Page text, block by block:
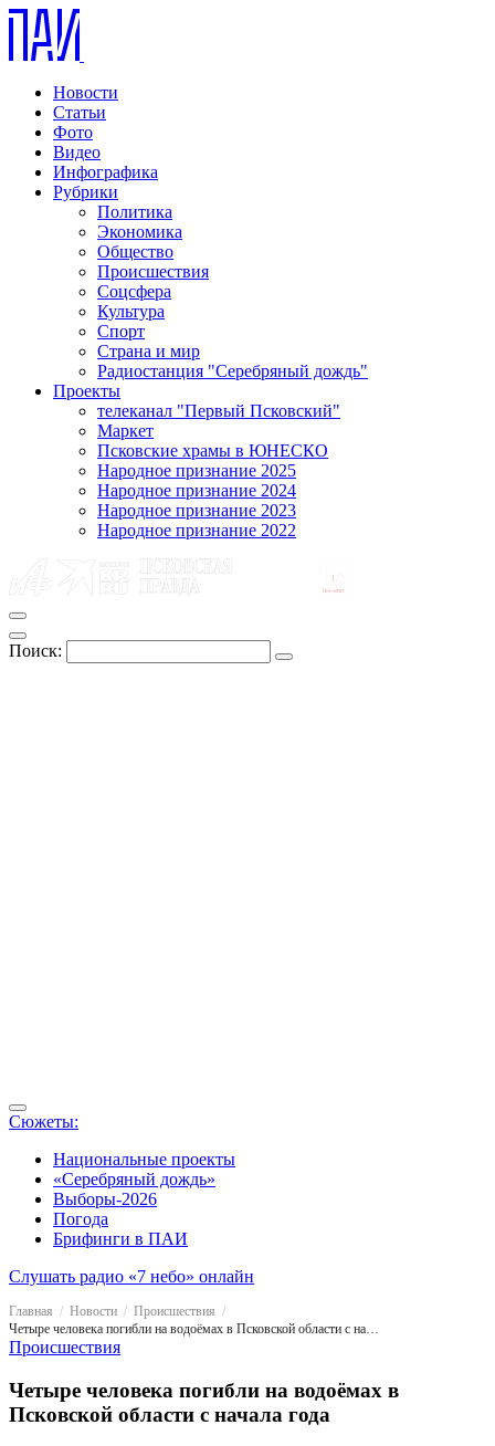
Новости
Статьи
Фото
Видео
Инфографика
Рубрики
Политика
Экономика
Общество
Происшествия
Соцсфера
Культура
Спорт
Страна и мир
Радиостанция "Серебряный дождь"
Проекты
телеканал "Первый Псковский"
Маркет
Псковские храмы в ЮНЕСКО
Народное признание 2025
Народное признание 2024
Народное признание 2023
Народное признание 2022
Поиск:
Сюжеты:
Национальные проекты
«Серебряный дождь»
Выборы-2026
Погода
Брифинги в ПАИ
Слушать радио «7 небо» онлайн
Главная Новости
Происшествия
Четыре человека погибли на водоёмах в Псковской области с начала года
Происшествия
Четыре человека погибли на водоёмах в
Псковской области с начала года